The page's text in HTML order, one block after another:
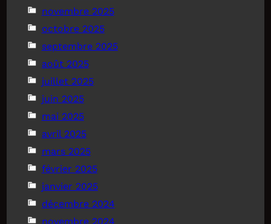
novembre 2025
octobre 2025
septembre 2025
août 2025
juillet 2025
juin 2025
mai 2025
avril 2025
mars 2025
février 2025
janvier 2025
décembre 2024
novembre 2024